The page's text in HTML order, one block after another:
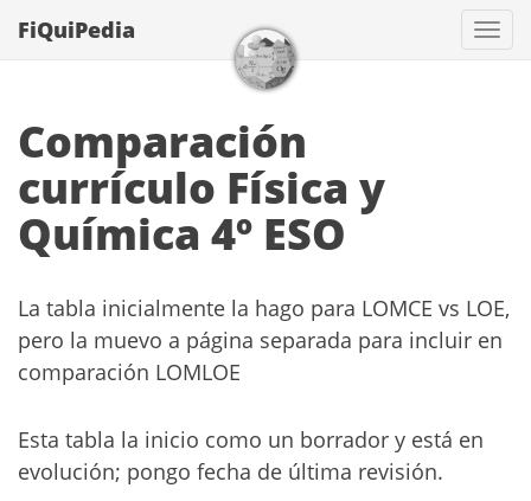
FiQuiPedia
Comparación
currículo Física y
Química 4º ESO
La tabla inicialmente la hago para LOMCE vs LOE,
pero la muevo a página separada para incluir en
comparación LOMLOE
Esta tabla la inicio como un borrador y está en
evolución; pongo fecha de última revisión.